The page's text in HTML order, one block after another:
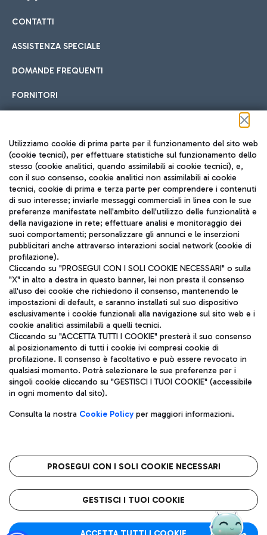
Cucina Internazionale
Fast Food
Pizza
Gelateria
Wine Bar & Sparkling
Hotel in aeroporto
Scegli l'alloggio più adatto e approfitta della vicinanza
all'aeroporto.
Car sharing
Con il Car Sharing è ancora più facile spostarsi
Treno
Raggiungi velocemente l'aeroporto di Fiumicino da Roma
tramite i servizi ferroviari Trenitalia.
Autobus
Scopri le linee di autobus per raggiungere l'aeroporto
Leonardo Da Vinci.
Raggiungi l’aeroporto senza pensieri con il servizio di taxi a
Ristoranti
Scopri la nostra offerta per una pausa gustosa in aeroporto
Mappa Aeroporto Fiumicino
CONTATTI
ASSISTENZA SPECIALE
DOMANDE FREQUENTI
FORNITORI
Seguici sui social
TRAVEL JOURNAL
ITA
Aeroporti di Roma S.p.A. - Società soggetta a direzione e
coordinamento di Mundys S.p.A.
Codice fiscale e Registro delle Imprese di Roma 13032990155 P.
IVA 06572251004
Capitale sociale 62.224.743,00 int. vers.
Sede legale: Via Pier Paolo Racchetti 1 - 00054 Fiumicino (RM)
telefono +39 06 65951
Privacy policy
Note legali
Roma FCO
L'aeroporto stellato
Utilizziamo cookie di prima parte per il funzionamento del sito web
(cookie tecnici), per effettuare statistiche sul funzionamento dello
stesso (cookie analitici, quando assimilabili ai cookie tecnici), e,
con il suo consenso, cookie analitici non assimilabili ai cookie
tecnici, cookie di prima e terza parte per comprendere i contenuti
di suo interesse; inviarle messaggi commerciali in linea con le sue
preferenze manifestate nell'ambito dell'utilizzo delle funzionalità e
della navigazione in rete; effettuare analisi e monitoraggio dei
suoi comportamenti; personalizzare gli annunci e le inserzioni
pubblicitari anche attraverso interazioni social network (cookie di
profilazione).
Cliccando su "PROSEGUI CON I SOLI COOKIE NECESSARI" o sulla
"X" in alto a destra in questo banner, lei non presta il consenso
all'uso dei cookie che richiedono il consenso, mantenendo le
impostazioni di default, e saranno installati sul suo dispositivo
esclusivamente i cookie funzionali alla navigazione sul sito web e i
cookie analitici assimilabili a quelli tecnici.
Cliccando su "ACCETTA TUTTI I COOKIE" presterà il suo consenso
al posizionamento di tutti i cookie ivi compresi cookie di
profilazione. Il consenso è facoltativo e può essere revocato in
qualsiasi momento. Potrà selezionare le sue preferenze per i
singoli cookie cliccando su "GESTISCI I TUOI COOKIE" (accessibile
in ogni momento dal sito).
Consulta la nostra Cookie Policyper maggiori informazioni.
PROSEGUI CON I SOLI COOKIE NECESSARI
GESTISCI I TUOI COOKIE